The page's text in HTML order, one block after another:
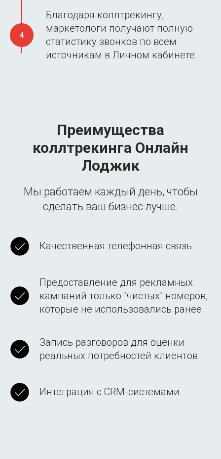
Благодаря коллтрекингу,
маркетологи получают полную
статистику звонков по всем
источникам в Личном кабинете.
Преимущества
коллтрекинга Онлайн
Лоджик
Мы работаем каждый день, чтобы
сделать ваш бизнес лучше.
Качественная телефонная связь
Предоставление для рекламных
кампаний только "чистых" номеров,
которые не использовались ранее
Запись разговоров для оценки
реальных потребностей клиентов
Интеграция с CRM-системами